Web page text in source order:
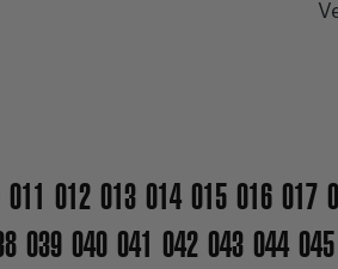
011 012 013 014 015 016 017
039 040 041 042 043 044 045